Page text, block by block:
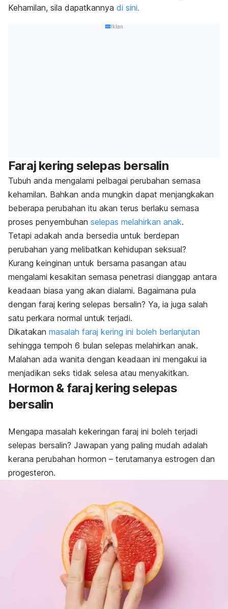
Kehamilan, sila dapatkannya di sini.
Iklan
Faraj kering selepas bersalin
Tubuh anda mengalami pelbagai perubahan semasa
kehamilan. Bahkan anda mungkin dapat menjangkakan
beberapa perubahan itu akan terus berlaku semasa
proses penyembuhan selepas melahirkan anak.
Tetapi adakah anda bersedia untuk berdepan
perubahan yang melibatkan kehidupan seksual?
Kurang keinginan untuk bersama pasangan atau
mengalami kesakitan semasa penetrasi dianggap antara
keadaan biasa yang akan dialami. Bagaimana pula
dengan faraj kering selepas bersalin? Ya, ia juga salah
satu perkara normal untuk terjadi.
Dikatakan masalah faraj kering ini boleh berlanjutan
sehingga tempoh 6 bulan selepas melahirkan anak.
Malahan ada wanita dengan keadaan ini mengakui ia
menjadikan seks tidak selesa atau menyakitkan.
Hormon & faraj kering selepas
bersalin
Mengapa masalah kekeringan faraj ini boleh terjadi
selepas bersalin? Jawapan yang paling mudah adalah
kerana perubahan hormon – terutamanya estrogen dan
progesteron.